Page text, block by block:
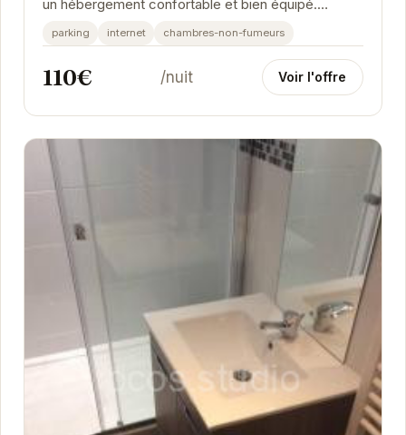
un hébergement confortable et bien équipé.
L'appartement dispose de trois chambres, d'un
parking...
parking internet chambres-non-fumeurs
110€ /nuit Voir l'offre